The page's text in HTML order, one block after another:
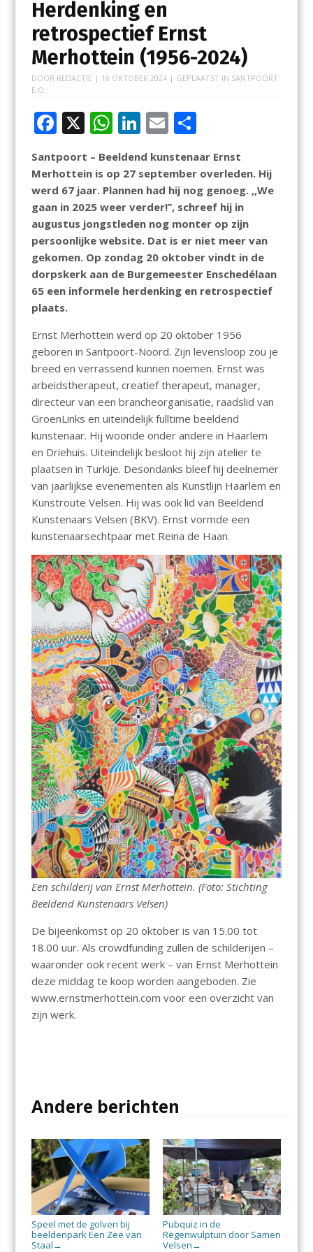
Herdenking en
retrospectief Ernst
Merhottein (1956-2024)
DOOR REDACTIE | 18 OKTOBER 2024| GEPLAATST IN SANTPOORT
E.O.
F
e
b
o
o
k
X W
h
at
s
A
p
p
Li
n
k
e
dI
n
E
ai
l
D
e
n
Santpoort – Beeldend kunstenaar Ernst
Merhottein is op 27 september overleden. Hij
werd 67 jaar. Plannen had hij nog genoeg. ,,We
gaan in 2025 weer verder!’’, schreef hij in
augustus jongstleden nog monter op zijn
persoonlijke website. Dat is er niet meer van
gekomen. Op zondag 20 oktober vindt in de
dorpskerk aan de Burgemeester Enschedélaan
65 een informele herdenking en retrospectief
plaats.
Ernst Merhottein werd op 20 oktober 1956
geboren in Santpoort-Noord. Zijn levensloop zou je
breed en verrassend kunnen noemen. Ernst was
arbeidstherapeut, creatief therapeut, manager,
directeur van een brancheorganisatie, raadslid van
GroenLinks en uiteindelijk fulltime beeldend
kunstenaar. Hij woonde onder andere in Haarlem
en Driehuis. Uiteindelijk besloot hij zijn atelier te
plaatsen in Turkije. Desondanks bleef hij deelnemer
van jaarlijkse evenementen als Kunstlijn Haarlem en
Kunstroute Velsen. Hij was ook lid van Beeldend
Kunstenaars Velsen (BKV). Ernst vormde een
kunstenaarsechtpaar met Reina de Haan.
Een schilderij van Ernst Merhottein. (Foto: Stichting
Beeldend Kunstenaars Velsen)
De bijeenkomst op 20 oktober is van 15.00 tot
18.00 uur. Als crowdfunding zullen de schilderijen –
waaronder ook recent werk – van Ernst Merhottein
deze middag te koop worden aangeboden. Zie
www.ernstmerhottein.com voor een overzicht van
zijn werk.
Andere berichten
Speel met de golven bij
beeldenpark Een Zee van
Staal →
Pubquiz in de
Regenwulptuin door Samen
Velsen →